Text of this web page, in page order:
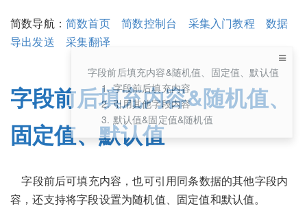
字段前后填充内容&随机值、固定值、默认值
1. 字段前后填充内容
2. 引用其他字段内容
3. 默认值&固定值&随机值
简数导航： 简数首页 简数控制台 采集入门教程
数据
导出发送
采集翻译
字段前后填充内容&随机值、
固定值、默认值
字段前后可填充内容，也可引用同条数据的其他字段内
容，还支持将字段设置为随机值、固定值和默认值。